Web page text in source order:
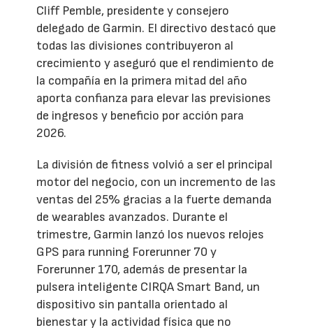
Cliff Pemble, presidente y consejero
delegado de Garmin. El directivo destacó que
todas las divisiones contribuyeron al
crecimiento y aseguró que el rendimiento de
la compañía en la primera mitad del año
aporta confianza para elevar las previsiones
de ingresos y beneficio por acción para
2026.
La división de fitness volvió a ser el principal
motor del negocio, con un incremento de las
ventas del 25% gracias a la fuerte demanda
de wearables avanzados. Durante el
trimestre, Garmin lanzó los nuevos relojes
GPS para running Forerunner 70 y
Forerunner 170, además de presentar la
pulsera inteligente CIRQA Smart Band, un
dispositivo sin pantalla orientado al
bienestar y la actividad física que no